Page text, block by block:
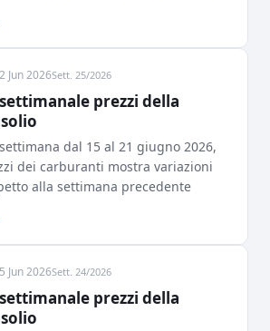
Jun 2026Sett. 25/2026
prezzi della
dal 15 al 21 giugno 2026,
dei carburanti mostra variazioni
alla settimana precedente
Jun 2026Sett. 24/2026
prezzi della